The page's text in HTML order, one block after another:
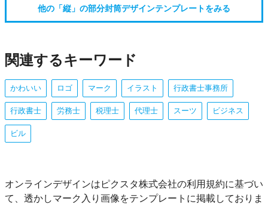
他の「縦」の部分封筒デザインテンプレートをみる
関連するキーワード
かわいい ロゴ マーク イラスト 行政書士事務所
行政書士 労務士 税理士 代理士 スーツ ビジネス
ビル
オンラインデザインはピクスタ株式会社の利用規約に基づい
て、透かしマーク入り画像をテンプレートに掲載しておりま